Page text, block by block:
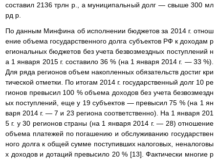
составил 2136 трлн р., а муниципальный долг — свыше 300 мл
рд р.
По данным Минфина об исполнении бюджетов за 2014 г. отнош
ение объема государственного долга субъектов РФ к доходам р
егиональных бюджетов без учета безвозмездных поступлений н
а 1 января 2015 г. составило 36 % (на 1 января 2014 г. — 33 %).
Для ряда регионов объем накопленных обязательств достиг кри
тической отметки. По итогам 2014 г. государственный долг 10 ре
гионов превысил 100 % объема доходов без учета безвозмездн
ых поступлений, еще у 19 субъектов — превысил 75 % (на 1 ян
варя 2014 г. — 7 и 23 региона соответственно). На 1 января 201
5 г. у 30 регионов страны (на 1 января 2014 г. — 28) отношение
объема платежей по погашению и обслуживанию государствен
ного долга к общей сумме поступивших налоговых, неналоговы
х доходов и дотаций превысило 20 % [13]. Фактически многие р